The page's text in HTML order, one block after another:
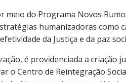
meio do Programa Novos
humanizadoras como
da Justiça e da paz
é providenciada a criação
Centro de Reintegração